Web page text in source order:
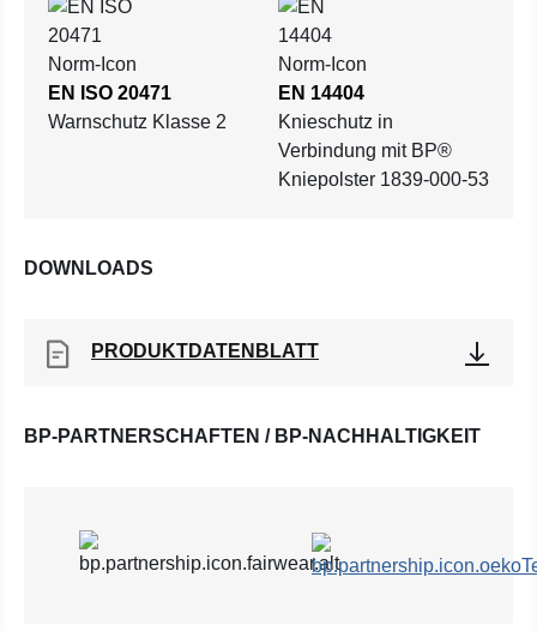
EN ISO 20471
Warnschutz Klasse 2
EN 14404
Knieschutz in
Verbindung mit BP®
Kniepolster 1839-000-53
DOWNLOADS
PRODUKTDATENBLATT
BP-PARTNERSCHAFTEN / BP-NACHHALTIGKEIT